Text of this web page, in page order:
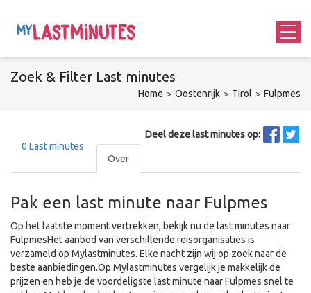
Zoek & Filter Last minutes
Home Oostenrijk Tirol Fulpmes
Deel deze last minutes op:
0 Last minutes
Over
Pak een last minute naar Fulpmes
Op het laatste moment vertrekken, bekijk nu de last minutes naar
FulpmesHet aanbod van verschillende reisorganisaties is
verzameld op Mylastminutes. Elke nacht zijn wij op zoek naar de
beste aanbiedingen.Op Mylastminutes vergelijk je makkelijk de
prijzen en heb je de voordeligste last minute naar Fulpmes snel te